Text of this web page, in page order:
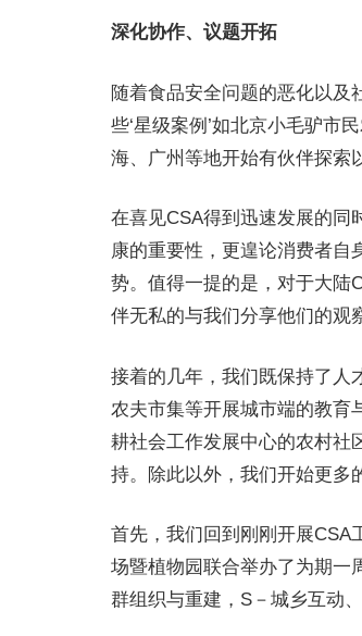
深化协作、议题开拓
随着食品安全问题的恶化以及
些‘星级案例’如北京小毛驴市
海、广州等地开始有伙伴探索
在喜见CSA得到迅速发展的同
康的重要性，更遑论消费者自
势。值得一提的是，对于大陆
伴无私的与我们分享他们的观
接着的几年，我们既保持了人
农夫市集等开展城市端的教育
耕社会工作发展中心的农村社
持。除此以外，我们开始更多
首先，我们回到刚刚开展CSA
场暨植物园联合举办了为期一
群组织与重建，S－城乡互动